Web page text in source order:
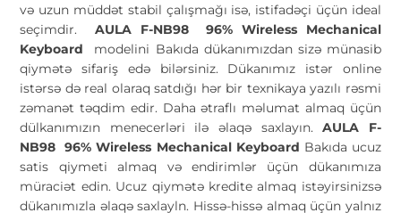
və uzun müddət stabil çalışmağı isə, istifadəçi üçün ideal
seçimdir. AULA F-NB98 96% Wireless Mechanical
Keyboard
modelini Bakıda dükanımızdan sizə münasib
qiymətə sifariş edə bilərsiniz. Dükanımız istər online
istərsə də real olaraq satdığı hər bir texnikaya yazılı rəsmi
zəmanət təqdim edir. Daha ətraflı məlumat almaq üçün
dülkanımızın menecerləri ilə əlaqə saxlayın.AULA F-
NB98 96% Wireless Mechanical Keyboard Bakıda ucuz
satis qiymeti almaq və endirimlər üçün dükanımıza
müraciət edin. Ucuz qiymətə kredite almaq istəyirsinizsə
dükanımızla əlaqə saxlayln. Hissə-hissə almaq üçün yalnız